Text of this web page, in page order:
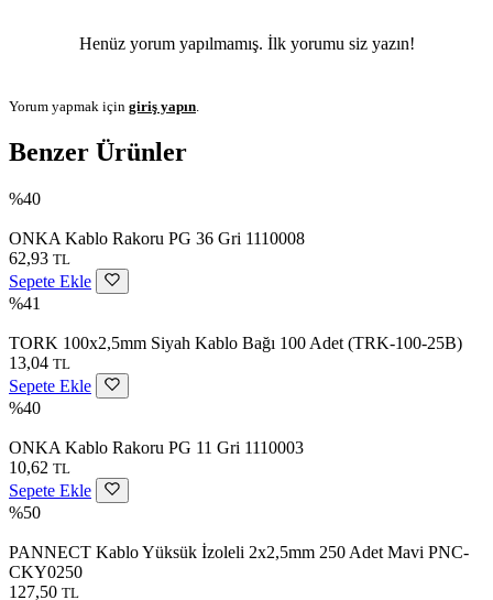
Henüz yorum yapılmamış. İlk yorumu siz yazın!
Yorum yapmak için giriş yapın
Benzer Ürünler
%40
ONKA Kablo Rakoru PG 36 Gri 1110008
62,93 TL
Sepete Ekle
%41
TORK 100x2,5mm Siyah Kablo Bağı 100 Adet (TRK-100-25B)
13,04 TL
Sepete Ekle
%40
ONKA Kablo Rakoru PG 11 Gri 1110003
10,62 TL
Sepete Ekle
%50
PANNECT Kablo Yüksük İzoleli 2x2,5mm 250 Adet Mavi PNC-
CKY0250
127,50 TL